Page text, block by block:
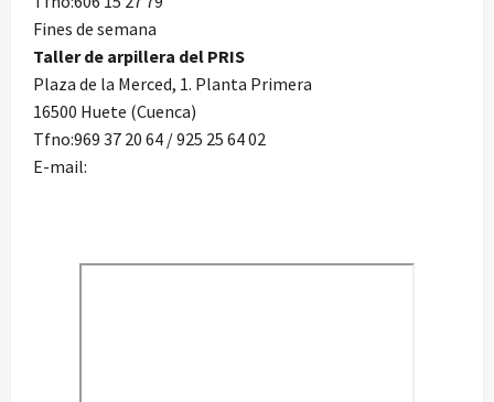
Fines de semana
Taller de arpillera del PRIS
Plaza de la Merced, 1. Planta Primera
16500 Huete (Cuenca)
Tfno:969 37 20 64 / 925 25 64 02
E-mail: